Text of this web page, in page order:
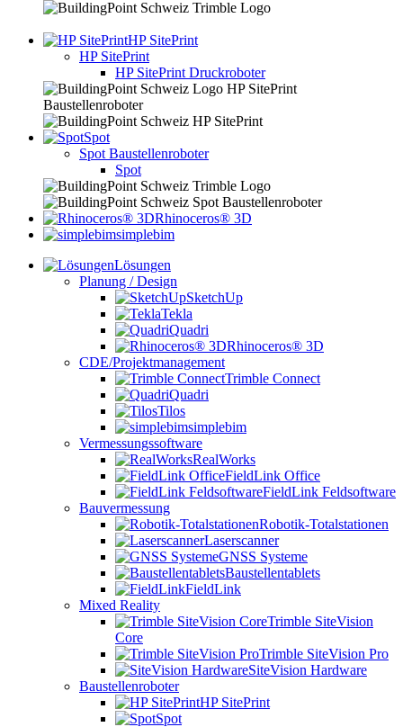
HP SitePrint
HP SitePrint
HP SitePrint Druckroboter
Spot
Spot Baustellenroboter
Spot
Rhinoceros® 3D
simplebim
Lösungen
Planung / Design
SketchUp
Tekla
Quadri
Rhinoceros® 3D
CDE/Projektmanagement
Trimble Connect
Quadri
Tilos
simplebim
Vermessungssoftware
RealWorks
FieldLink Office
FieldLink Feldsoftware
Bauvermessung
Robotik-Totalstationen
Laserscanner
GNSS Systeme
Baustellentablets
FieldLink
Mixed Reality
Trimble SiteVision
Core
Trimble SiteVision Pro
SiteVision Hardware
Baustellenroboter
HP SitePrint
Spot